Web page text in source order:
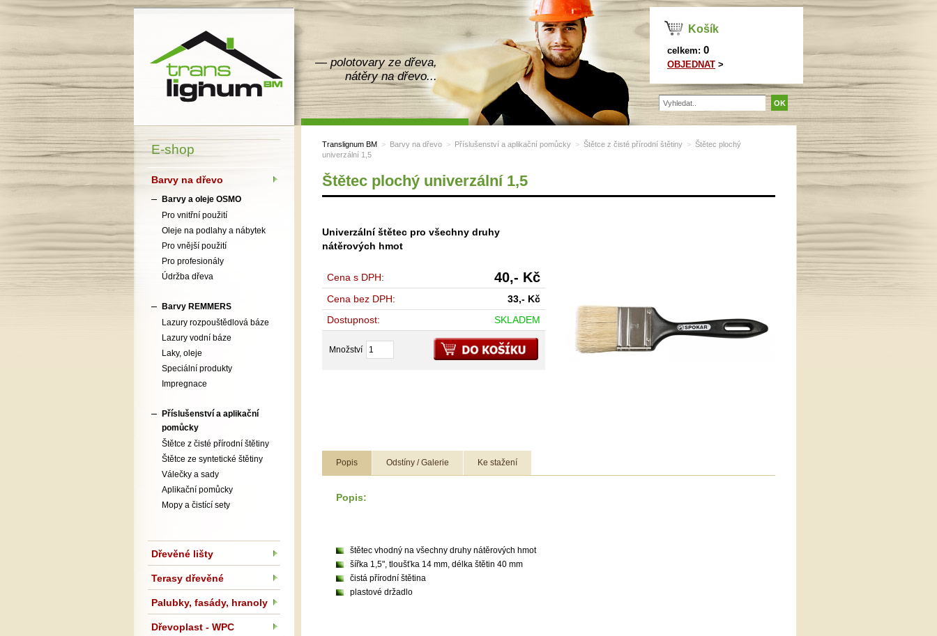
Translignum BM, s.r.o.
— polotovary ze dřeva,
nátěry na dřevo...
Košík
celkem: 0
OBJEDNAT >
Translignum BM > Barvy na dřevo > Příslušenství a aplikační pomůcky > Štětce z čisté přírodní štětiny > Štětec plochý
univerzální 1,5
Štětec plochý univerzální 1,5
Univerzální štětec pro všechny druhy
nátěrových hmot
Cena s DPH: 40,- Kč
Cena bez DPH: 33,- Kč
Dostupnost:
SKLADEM
Množství
Popis Odstíny / Galerie Ke stažení
Popis:
štětec vhodný na všechny druhy nátěrových hmot
šířka 1,5", tloušťka 14 mm, délka štětin 40 mm
čistá přírodní štětina
plastové držadlo
E-shop
Barvy na dřevo
Barvy a oleje OSMO
Pro vnitřní použití
Oleje na podlahy a nábytek
Pro vnější použití
Pro profesionály
Údržba dřeva
Barvy REMMERS
Lazury rozpouštědlová báze
Lazury vodní báze
Laky, oleje
Speciální produkty
Impregnace
Příslušenství a aplikační
pomůcky
Štětce z čisté přírodní štětiny
Štětce ze syntetické štětiny
Válečky a sady
Aplikační pomůcky
Mopy a čistící sety
Dřevěné lišty
Terasy dřevěné
Palubky, fasády, hranoly
Dřevoplast - WPC